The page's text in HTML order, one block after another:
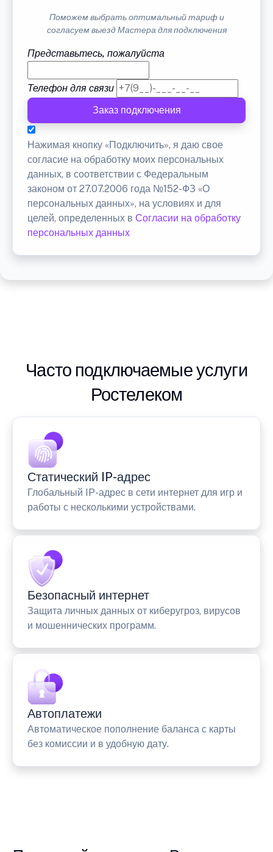
Поможем выбрать оптимальный тариф и
согласуем выезд Мастера для подключения
Представьтесь, пожалуйста
Телефон для связи
Заказ подключения
Нажимая кнопку «Подключить», я даю свое
согласие на обработку моих персональных
данных, в соответствии с Федеральным
законом от 27.07.2006 года №152-ФЗ «О
персональных данных», на условиях и для
целей, определенных в Согласии на обработку
персональных данных
Часто подключаемые услуги
Ростелеком
Статический IP-адрес
Глобальный IP-адрес в сети интернет для игр и
работы с несколькими устройствами.
Безопасный интернет
Защита личных данных от киберугроз, вирусов
и мошеннических программ.
Автоплатежи
Автоматическое пополнение баланса с карты
без комиссии и в удобную дату.